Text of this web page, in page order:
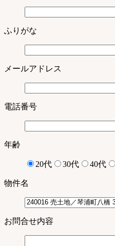
ふりがな
メールアドレス
電話番号
年齢
20代 30代 40代
物件名
お問合せ内容